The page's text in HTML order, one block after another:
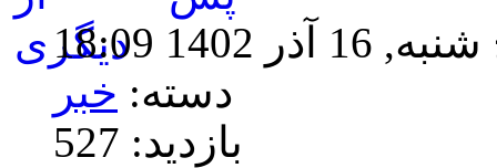
1402 18:09
دسته: خبر
بازدید: 527